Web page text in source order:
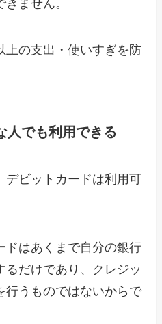
ません。
上の支出・使いすぎを防
でも利用できる
デビットカードは利用可
ドはあくまで自分の銀行
るだけであり、クレジッ
行うものではないからで